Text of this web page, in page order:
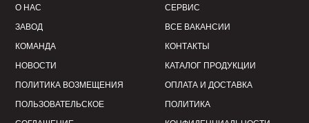
О НАС
ЗАВОД
КОМАНДА
НОВОСТИ
ПОЛИТИКА ВОЗМЕЩЕНИЯ
ПОЛЬЗОВАТЕЛЬСКОЕ
СЕРВИС
ВСЕ ВАКАНСИИ
КОНТАКТЫ
КАТАЛОГ ПРОДУКЦИИ
ОПЛАТА И ДОСТАВКА
ПОЛИТИКА